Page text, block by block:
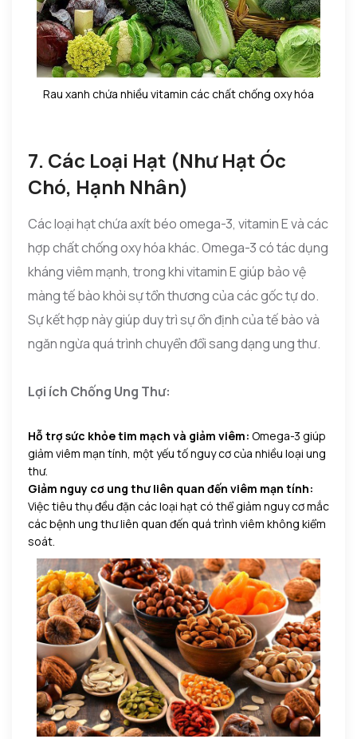
Rau xanh chứa nhiều vitamin các chất chống oxy hóa
7. Các Loại Hạt (Như Hạt Óc
Chó, Hạnh Nhân)
Các loại hạt chứa axít béo omega-3, vitamin E và các
hợp chất chống oxy hóa khác. Omega-3 có tác dụng
kháng viêm mạnh, trong khi vitamin E giúp bảo vệ
màng tế bào khỏi sự tổn thương của các gốc tự do.
Sự kết hợp này giúp duy trì sự ổn định của tế bào và
ngăn ngừa quá trình chuyển đổi sang dạng ung thư.
Lợi ích Chống Ung Thư:
Hỗ trợ sức khỏe tim mạch và giảm viêm: Omega-3 giúp
giảm viêm mạn tính, một yếu tố nguy cơ của nhiều loại ung
thư.
Giảm nguy cơ ung thư liên quan đến viêm mạn tính:
Việc tiêu thụ đều đặn các loại hạt có thể giảm nguy cơ mắc
các bệnh ung thư liên quan đến quá trình viêm không kiểm
soát.